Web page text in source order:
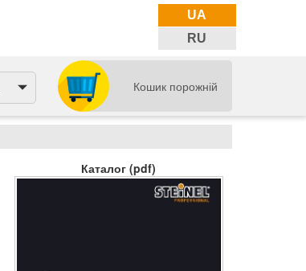
UA
RU
Кошик порожній
Каталог (pdf)